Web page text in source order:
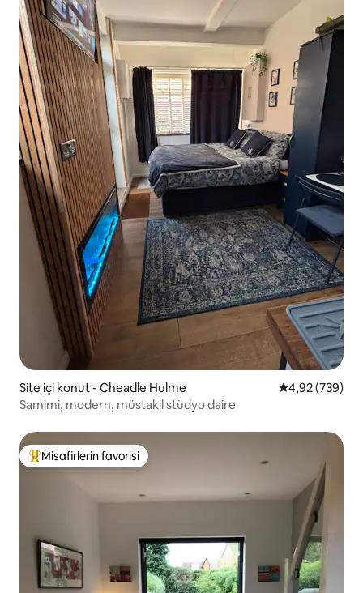
Site içi konut - Cheadle Hulme 5 üzerinden
4,92 (739)
Samimi, modern, müstakil stüdyo daire
Misafirlerin favorilerinden en beğenilenler arasında
Misafirlerin favorisi